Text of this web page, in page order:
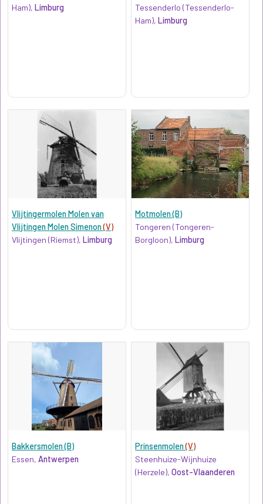
Ham), Limburg
Tessenderlo (Tessenderlo-
Ham),Limburg
Vlijtingermolen Molen van
Vlijtingen Molen Simenon(V)
Vlijtingen (Riemst), Limburg
Motmolen (B)
Tongeren (Tongeren-
Borgloon),Limburg
Bakkersmolen (B)
Essen, Antwerpen
Prinsenmolen(V)
Steenhuize-Wijnhuize
(Herzele),Oost-Vlaanderen